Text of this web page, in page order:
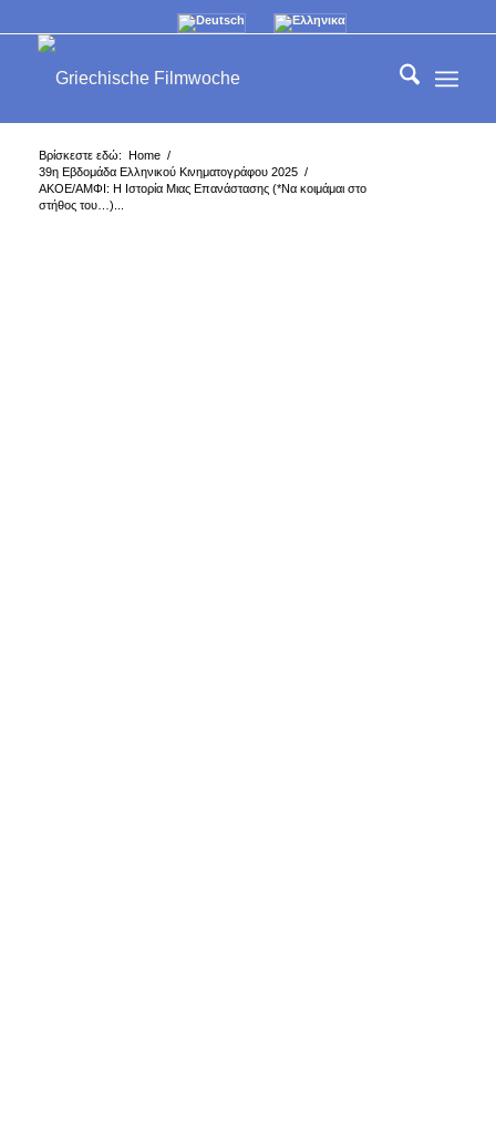
Βρίσκεστε εδώ: Home /
39η Εβδομάδα Ελληνικού Κινηματογράφου 2025 /
ΑΚΟΕ/ΑΜΦΙ: Η Ιστορία Μιας Επανάστασης (*Να κοιμάμαι στο
στήθος του…)...